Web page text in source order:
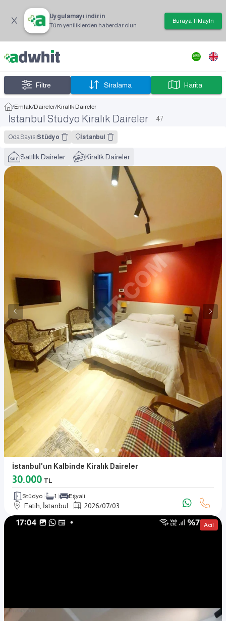
Uygulamayı indirin
Tüm yeniliklerden haberdar olun
Buraya Tıklayın
Filtre Sıralama Harita
/Emlak/Daireler/Kiralık Daireler
İstanbul Stüdyo Kiralık Daireler 47
Oda SayısıStüdyo İstanbul
Satılık Daireler Kiralık Daireler
İstanbul'un Kalbinde Kiralık Daireler
30.000 TL
Stüdyo 1 Eşyalı
Fatih, İstanbul 2026/07/03
Acil